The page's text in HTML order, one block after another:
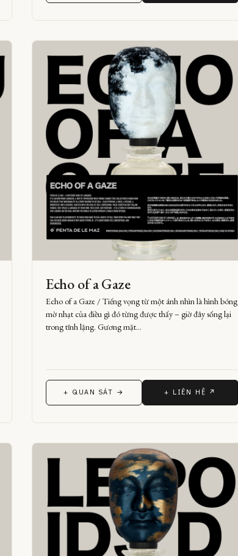
Echo of a Gaze
Echo of a Gaze / Tiếng vọng từ một ánh nhìn là hình bóng
mờ nhạt của điều gì đó từng được thấy – giờ đây sống lại
trong tĩnh lặng. Gương mặt…
+ QUAN SÁT → + LIÊN HỆ ↗